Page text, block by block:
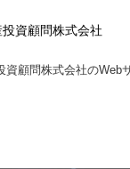
資顧問株式会社
資顧問株式会社のWeb